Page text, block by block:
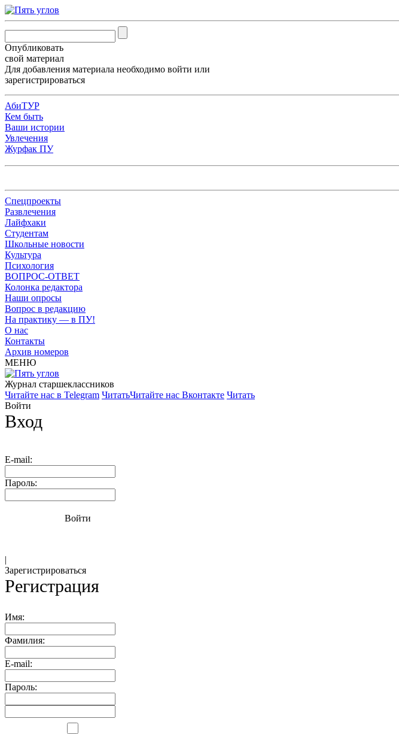
Опубликовать
свой материал
Для добавления материала необходимо войти или
зарегистрироваться
АбиТУР
Кем быть
Ваши истории
Увлечения
Журфак ПУ
Спецпроекты
Развлечения
Лайфхаки
Студентам
Школьные новости
Культура
Психология
ВОПРОС-ОТВЕТ
Колонка редактора
Наши опросы
Вопрос в редакцию
На практику — в ПУ!
О нас
Контакты
Архив номеров
МЕНЮ
Журнал старшекласcников
Читайте нас в Telegram ЧитатьЧитайте нас Вконтакте Читать
Войти
Вход
E-mail:
Пароль:
Войти
|
Зарегистрироваться
Регистрация
Имя:
Фамилия:
E-mail:
Пароль: